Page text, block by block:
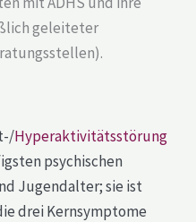
geleiteter
Hyperaktivitätsstörung
psychischen
Jugendalter; sie ist
drei Kernsymptome